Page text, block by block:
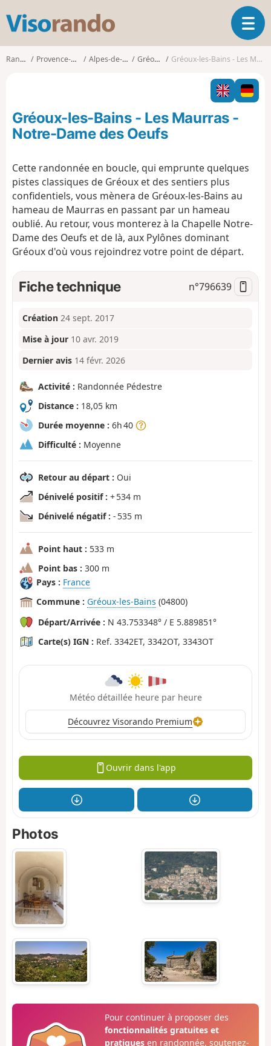
s
o
o
O
u
v
i
r
l
i
i
Randonnées Provence-Alpes-Côte d'Azur Alpes-de-Haute-Provence Gréoux-les-Bains Gréoux-les-Bains - Les Maurras - Notre-Dame des Oeufs
Gréoux-les-Bains - Les Maurras -
Notre-Dame des Oeufs
Cette randonnée en boucle, qui emprunte quelques
pistes classiques de Gréoux et des sentiers plus
confidentiels, vous mènera de Gréoux-les-Bains au
hameau de Maurras en passant par un hameau
oublié. Au retour, vous monterez à la Chapelle Notre-
Dame des Oeufs et de là, aux Pylônes dominant
Gréoux d'où vous rejoindrez votre point de départ.
Fiche technique n°796639
Création 24 sept. 2017
Mise à jour 10 avr. 2019
Dernier avis 14 févr. 2026
Activité : Randonnée Pédestre
Distance : 18,05 km
Durée moyenne : 6h 40
Difficulté : Moyenne
Retour au départ : Oui
Dénivelé positif : + 534 m
Dénivelé négatif : - 535 m
Point haut : 533 m
Point bas : 300 m
Pays : France
Commune : Gréoux-les-Bains (04800)
Départ/Arrivée : N 43.753348° / E 5.889851°
Carte(s) IGN : Ref. 3342ET, 3342OT, 3343OT
Météo détaillée heure par heure
Découvrez Visorando Premium
Ouvrir dans l'app
Photos
Pour continuer à proposer des
fonctionnalités gratuites et
pratiquesen randonnée, soutenez-